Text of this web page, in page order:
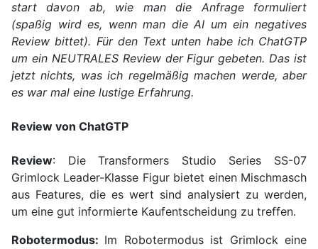
start davon ab, wie man die Anfrage formuliert
(spaßig wird es, wenn man die AI um ein negatives
Review bittet). Für den Text unten habe ich ChatGTP
um ein NEUTRALES Review der Figur gebeten. Das ist
jetzt nichts, was ich regelmäßig machen werde, aber
es war mal eine lustige Erfahrung.
Review von ChatGTP
Review: Die Transformers Studio Series SS-07
Grimlock Leader-Klasse Figur bietet einen Mischmasch
aus Features, die es wert sind analysiert zu werden,
um eine gut informierte Kaufentscheidung zu treffen.
Robotermodus: Im Robotermodus ist Grimlock eine